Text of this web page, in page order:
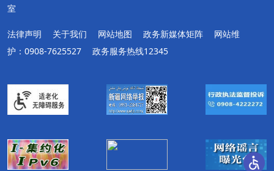
室
法律声明 关于我们 网站地图 政务新媒体矩阵
网站维
护：0908-7625527
政务服务热线12345